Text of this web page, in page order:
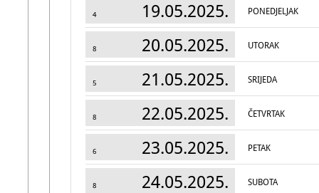
4 19.05.2025. PONEDJELJAK
8 20.05.2025. UTORAK
5 21.05.2025. SRIJEDA
8 22.05.2025. ČETVRTAK
6 23.05.2025. PETAK
8 24.05.2025. SUBOTA